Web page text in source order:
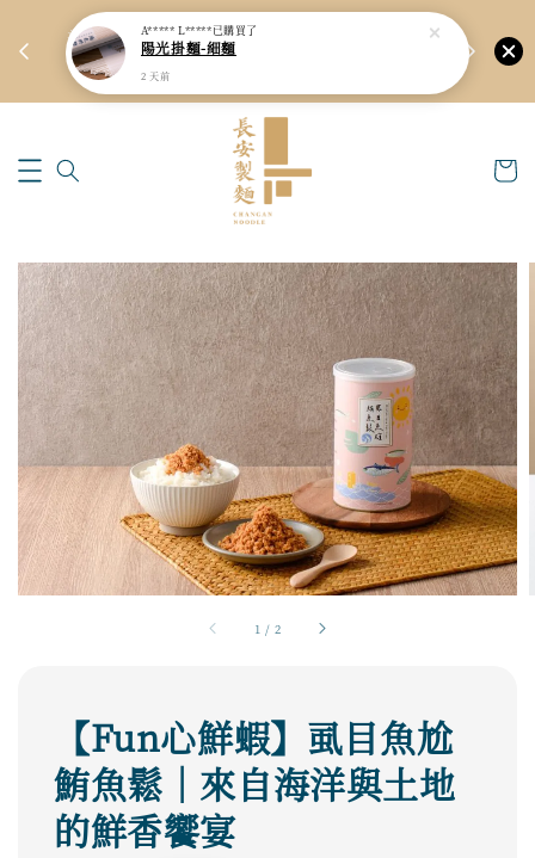
🏆
新會員9折優惠！會員單筆滿$2999享95折！
新品上架
1 / 2
【Fun心鮮蝦】虱目魚尬
鮪魚鬆｜來自海洋與土地
的鮮香饗宴
陽光掛麵-細麵
2 天前